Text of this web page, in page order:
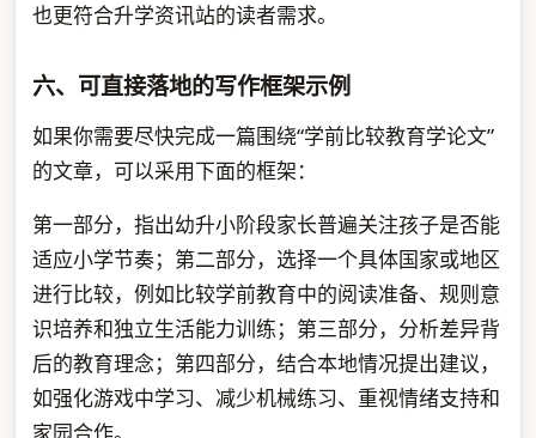
也更符合升学资讯站的读者需求。
六、可直接落地的写作框架示例
如果你需要尽快完成一篇围绕“学前比较教育学论文”
的文章，可以采用下面的框架：
第一部分，指出幼升小阶段家长普遍关注孩子是否能
适应小学节奏；第二部分，选择一个具体国家或地区
进行比较，例如比较学前教育中的阅读准备、规则意
识培养和独立生活能力训练；第三部分，分析差异背
后的教育理念；第四部分，结合本地情况提出建议，
如强化游戏中学习、减少机械练习、重视情绪支持和
家园合作。